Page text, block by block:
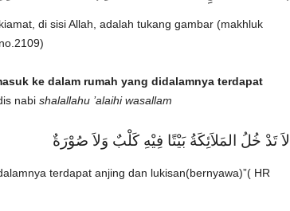
di sisi Allah, adalah tukang gambar (makhluk
ke dalam rumah yang didalamnya terdapat
nabi shalallahu ’alaihi wasallam
لاَ تَدْ خُلُ المَلاَئِكَةُ بَيْتًا فِيْهِ كَلْبٌ وَلاَ صُوْرَةٌ
terdapat anjing dan lukisan(bernyawa)”( HR